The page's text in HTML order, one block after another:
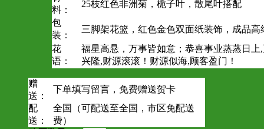
料：
25枝红色非洲菊，栀子叶，散尾叶搭配
包
装：
三脚架花篮，红色金色双面纸装饰，成品高
花
语：
福星高悬，万事皆如意；恭喜事业蒸蒸日上
兴隆,财源滚滚！财源似海,顾客盈门！
赠
送：
下单填写留言，免费赠送贺卡
配
送：
全国（可配送至全国，市区免配送
费）